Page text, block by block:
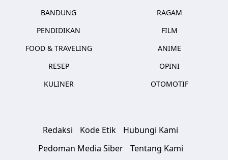
BANDUNG
PENDIDIKAN
FOOD & TRAVELING
RESEP
KULINER
RAGAM
FILM
ANIME
OPINI
OTOMOTIF
Redaksi Kode Etik
Hubungi Kami
Pedoman Media Siber
Tentang Kami